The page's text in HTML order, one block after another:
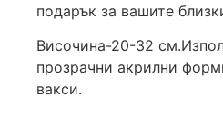
подарък за вашите
Височина-20-32
прозрачни акрилни
вакси.